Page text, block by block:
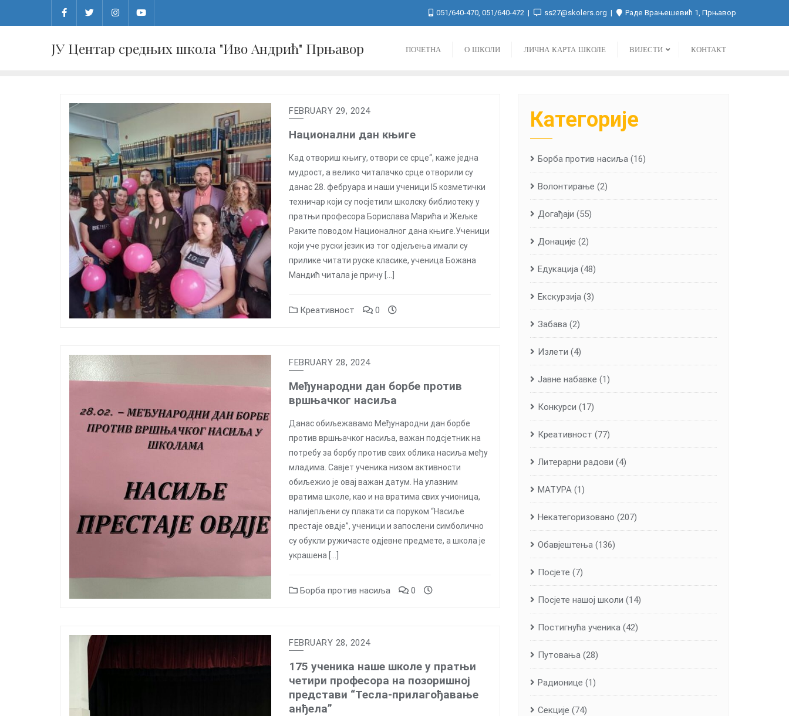
051/640-470, 051/640-472 ss27@skolers.org Раде Врањешевић 1, Прњавор
ЈУ Центар средњих школа "Иво Андрић" Прњавор ПОЧЕТНА О ШКОЛИ ЛИЧНА КАРТА ШКОЛЕ ВИЈЕСТИ КОНТАКТ
FEBRUARY 29, 2024
Национални дан књиге
Кад отвориш књигу, отвори се срце“, каже једна
мудрост, а велико читалачко срце отворили су
данас 28. фебруара и наши ученици I5 козметички
техничар који су посјетили школску библиотеку у
пратњи професора Борислава Марића и Жељке
Раките поводом Националног дана књиге.Ученици
који уче руски језик из тог одjељења имали су
прилике читати руске класике, ученица Божана
Мандић читала је причу […]
Креативност 0
FEBRUARY 28, 2024
Међународни дан борбе против
вршњачког насиља
Данас обиљежавамо Међународни дан борбе
против вршњачког насиља, важан подсјетник на
потребу за борбу против свих облика насиља међу
младима. Савјет ученика низом активности
обиљежио је овај важан датум. На улазним
вратима школе, као и на вратима свих учионица,
налијепљени су плакати са поруком “Насиље
престаје овдје”, ученици и запослени симболично
су обукли ружичасте одјевне предмете, а школа је
украшена […]
Борба против насиља 0
FEBRUARY 28, 2024
175 ученика наше школе у пратњи
четири професора на позоришној
представи “Тесла-прилагођавање
анђела”
Категорије
Борба против насиља (16)
Волонтирање (2)
Догађаји (55)
Донације (2)
Едукација (48)
Екскурзија (3)
Забава (2)
Излети (4)
Јавне набавке (1)
Конкурси (17)
Креативност (77)
Литерарни радови (4)
МАТУРА (1)
Некатегоризовано (207)
Обавјештења (136)
Посјете (7)
Посјете нашој школи (14)
Постигнућа ученика (42)
Путовања (28)
Радионице (1)
Секције (74)